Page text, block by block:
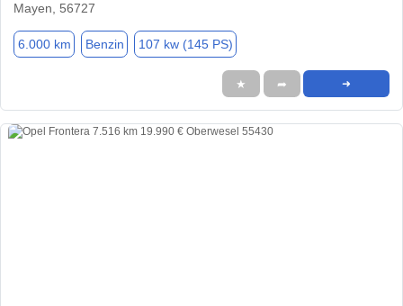
Mayen, 56727
6.000 km Benzin 107 kw (145 PS)
★ ➦ ➜